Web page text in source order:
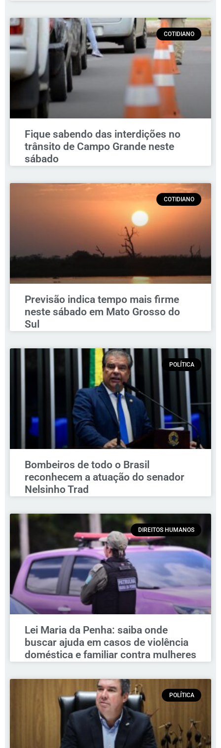
COTIDIANO
Fique sabendo das interdições no
trânsito de Campo Grande neste
sábado
COTIDIANO
Previsão indica tempo mais firme
neste sábado em Mato Grosso do
Sul
POLÍTICA
Bombeiros de todo o Brasil
reconhecem a atuação do senador
Nelsinho Trad
DIREITOS HUMANOS
Lei Maria da Penha: saiba onde
buscar ajuda em casos de violência
doméstica e familiar contra mulheres
POLÍTICA